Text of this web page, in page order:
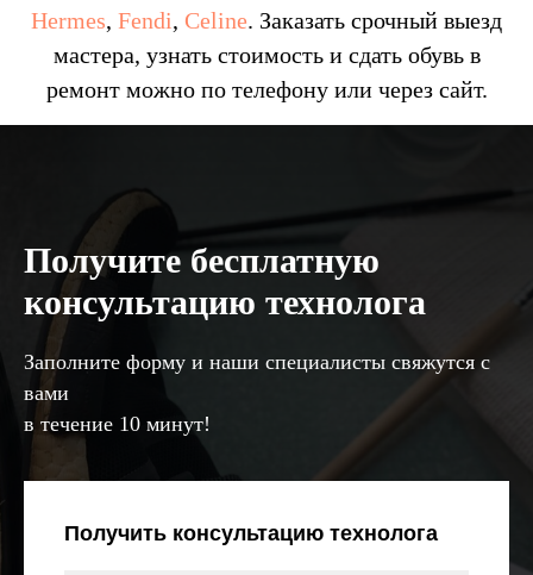
Hermes, Fendi, Celine. Заказать срочный выезд
мастера, узнать стоимость и сдать обувь в
ремонт можно по телефону или через сайт.
Получите бесплатную
консультацию технолога
Заполните форму и наши специалисты свяжутся с
вами
в течение 10 минут!
Получить консультацию технолога